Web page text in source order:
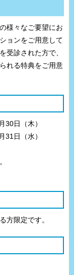
様々なご要望にお
ョンをご用意して
受診された方で、
れる特典をご用意
30日（木）
日（水）
方限定です。